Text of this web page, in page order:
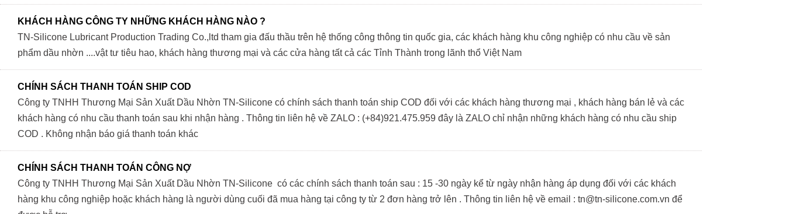
KHÁCH HÀNG CÔNG TY NHỮNG KHÁCH HÀNG NÀO ?
TN-Silicone Lubricant Production Trading Co.,ltd tham gia đấu thầu trên hệ thống công thông tin quốc gia, các khách hàng khu công nghiệp có nhu cầu về sản
phẩm dầu nhờn ....vật tư tiêu hao, khách hàng thương mại và các cửa hàng tất cả các Tỉnh Thành trong lãnh thổ Việt Nam
CHÍNH SÁCH THANH TOÁN SHIP COD
Công ty TNHH Thương Mại Sản Xuất Dầu Nhờn TN-Silicone có chính sách thanh toán ship COD đối với các khách hàng thương mại , khách hàng bán lẻ và các
khách hàng có nhu cầu thanh toán sau khi nhận hàng . Thông tin liên hệ về ZALO : (+84)921.475.959 đây là ZALO chỉ nhận những khách hàng có nhu cầu ship
COD . Không nhận báo giá thanh toán khác
CHÍNH SÁCH THANH TOÁN CÔNG NỢ
Công ty TNHH Thương Mại Sản Xuất Dầu Nhờn TN-Silicone có các chính sách thanh toán sau : 15 -30 ngày kể từ ngày nhận hàng áp dụng đối với các khách
hàng khu công nghiệp hoặc khách hàng là người dùng cuối đã mua hàng tại công ty từ 2 đơn hàng trở lên . Thông tin liên hệ về email : tn@tn-silicone.com.vn để